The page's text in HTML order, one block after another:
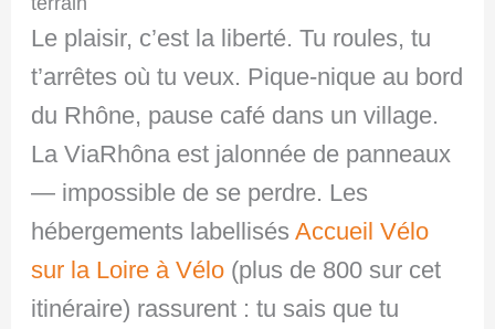
Le plaisir, c’est la liberté. Tu roules, tu
t’arrêtes où tu veux. Pique-nique au bord
du Rhône, pause café dans un village.
La ViaRhôna est jalonnée de panneaux
— impossible de se perdre. Les
hébergements labellisésAccueil Vélo
sur la Loire à Vélo (plus de 800 sur cet
itinéraire) rassurent : tu sais que tu